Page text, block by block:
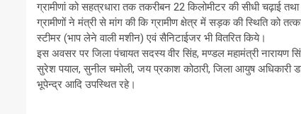
ग्रामीणां को सहत्रधारा तक तकरीबन 22 किलोमीटर की सीधी चढ़ाई
ग्रामीणों ने मंत्री से मांग की कि ग्रामीण क्षेत्र में सड़क की स्थिति को
स्टीमर (भाप लेने वाली मशीन) एवं सैनिटाईजर भी वितरित किये।
इस अवसर पर जिला पंचायत सदस्य वीर सिंह, मण्डल महामंत्री नारायण
सुरेश पयाल, सुनील चमोली, जय प्रकाश कोठारी, जिला आयुष अधिकारी
भूपेन्द्र आदि उपस्थित रहे।